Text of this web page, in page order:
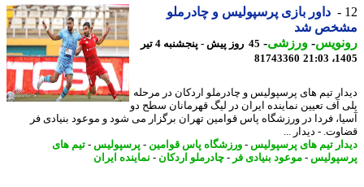
داور بازی پرسپولیس و چادرملو
شد
-ورزشی-
45 روز پیش - پنجشنبه 4 تیر
81743360
تیم های پرسپولیس و چادرملو اردکان در مرحله
آف تعیین نماینده ایران در لیگ قهرمانان سطح دو
فردا در ورزشگاه پاس قوامین تهران برگزار می شود و موعود بنیادی فر
- دیدار ...
تیم های پرسپولیس-ورزشگاه پاس قوامین -پرسپولیس-تیم های
-موعود بنیادی فر- چادرملو اردکان-نماینده ایران